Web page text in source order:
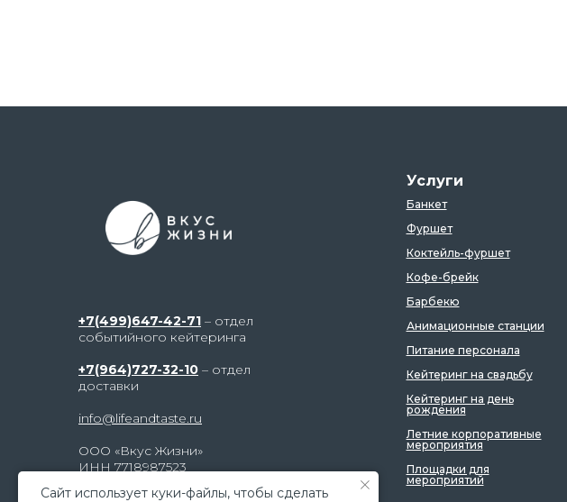
Caйт иcпoльзуeт куки-фaйлы, чтoбы cдeлaть
+7(499)647-42-71 – отдел
событийного кейтеринга
+7(964)727-32-10 – отдел
доставки
info@lifeandtaste.ru
ООО «Вкус Жизни»
ИНН 7718987523
г. Москва, ул. Электродная, д. 2,
Услуги
Банкет
Фуршет
Коктейль-фуршет
Кофе-брейк
Барбекю
Анимационные станции
Питание персонала
Кейтеринг на свадьбу
Кейтеринг на день
рождения
Летние корпоративные
мероприятия
Площадки для
мероприятий